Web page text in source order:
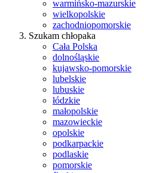
warmińsko-mazurskie
wielkopolskie
zachodniopomorskie
Szukam chłopaka
Cała Polska
dolnośląskie
kujawsko-pomorskie
lubelskie
lubuskie
łódzkie
małopolskie
mazowieckie
opolskie
podkarpackie
podlaskie
pomorskie